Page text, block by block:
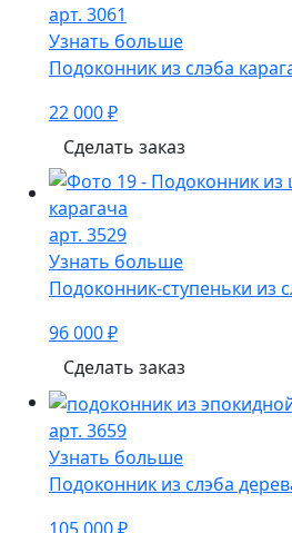
арт. 3061
Узнать больше
Подоконник из слэба
22 000 ₽
Сделать заказ
арт. 3529
Узнать больше
Подоконник-ступеньки из
96 000 ₽
Сделать заказ
арт. 3659
Узнать больше
Подоконник из слэба
105 000 ₽